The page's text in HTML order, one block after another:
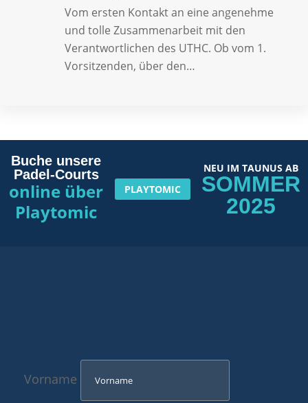
Vom ersten Kontakt an eine angenehme
und tolle Zusammenarbeit mit den
Verantwortlichen des UTHC. Ob vom 1.
Vorsitzenden, über den…
Buche unsere
Padel-Courts
online über
Playtomic
PLAYTOMIC
NEU IM TAUNUS AB
SOMMER
2025
Vorname